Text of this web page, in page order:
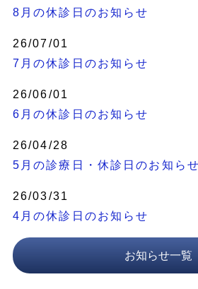
8月の休診日のお知らせ
26/07/01
7月の休診日のお知らせ
26/06/01
6月の休診日のお知らせ
26/04/28
5月の診療日・休診日のお知らせ
26/03/31
4月の休診日のお知らせ
お知らせ一覧